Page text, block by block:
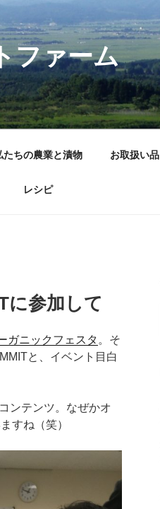
ファーム
たちの農業と漬物 お取扱い品
レシピ
に参加して
ガニックフェスタ 。そ
と、イベント目白
ンテンツ。なぜかオ
すね（笑）